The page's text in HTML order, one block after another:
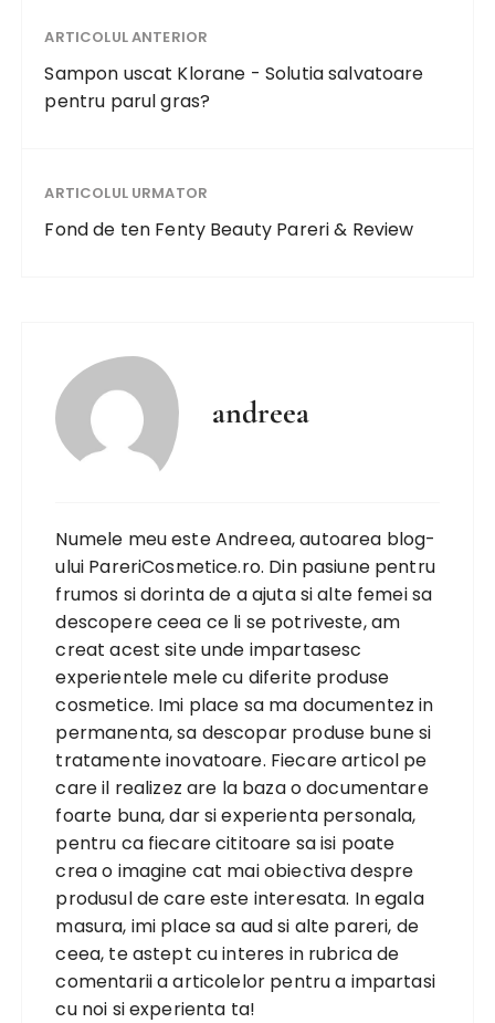
ARTICOLUL ANTERIOR
Sampon uscat Klorane - Solutia salvatoare
pentru parul gras?
ARTICOLUL URMATOR
Fond de ten Fenty Beauty Pareri & Review
andreea
Numele meu este Andreea, autoarea blog-
ului PareriCosmetice.ro. Din pasiune pentru
frumos si dorinta de a ajuta si alte femei sa
descopere ceea ce li se potriveste, am
creat acest site unde impartasesc
experientele mele cu diferite produse
cosmetice. Imi place sa ma documentez in
permanenta, sa descopar produse bune si
tratamente inovatoare. Fiecare articol pe
care il realizez are la baza o documentare
foarte buna, dar si experienta personala,
pentru ca fiecare cititoare sa isi poate
crea o imagine cat mai obiectiva despre
produsul de care este interesata. In egala
masura, imi place sa aud si alte pareri, de
ceea, te astept cu interes in rubrica de
comentarii a articolelor pentru a impartasi
cu noi si experienta ta!